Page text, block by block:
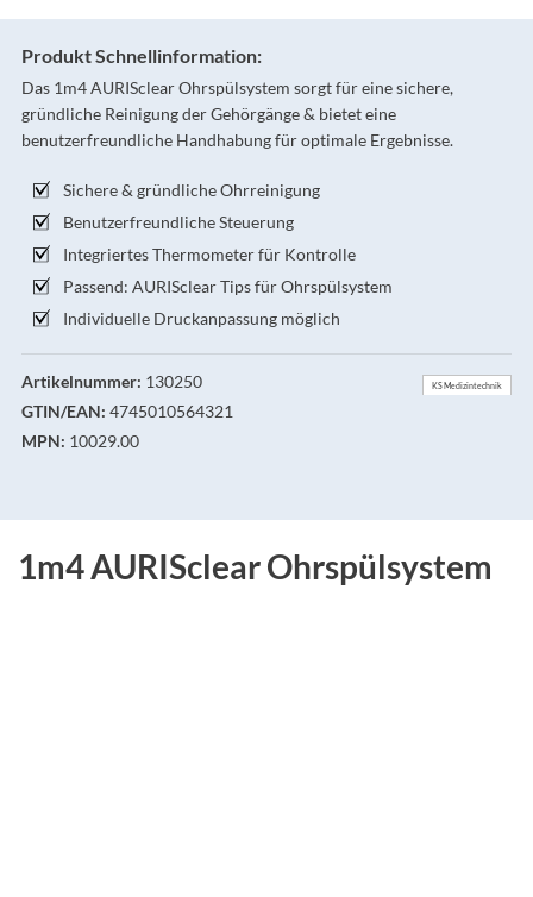
Produkt Schnellinformation:
Das 1m4 AURISclear Ohrspülsystem sorgt für eine sichere,
gründliche Reinigung der Gehörgänge & bietet eine
benutzerfreundliche Handhabung für optimale Ergebnisse.
Sichere & gründliche Ohrreinigung
Benutzerfreundliche Steuerung
Integriertes Thermometer für Kontrolle
Passend: AURISclear Tips für Ohrspülsystem
Individuelle Druckanpassung möglich
Artikelnummer: 130250
GTIN/EAN: 4745010564321
MPN: 10029.00
KS Medizintechnik
1m4 AURISclear Ohrspülsystem